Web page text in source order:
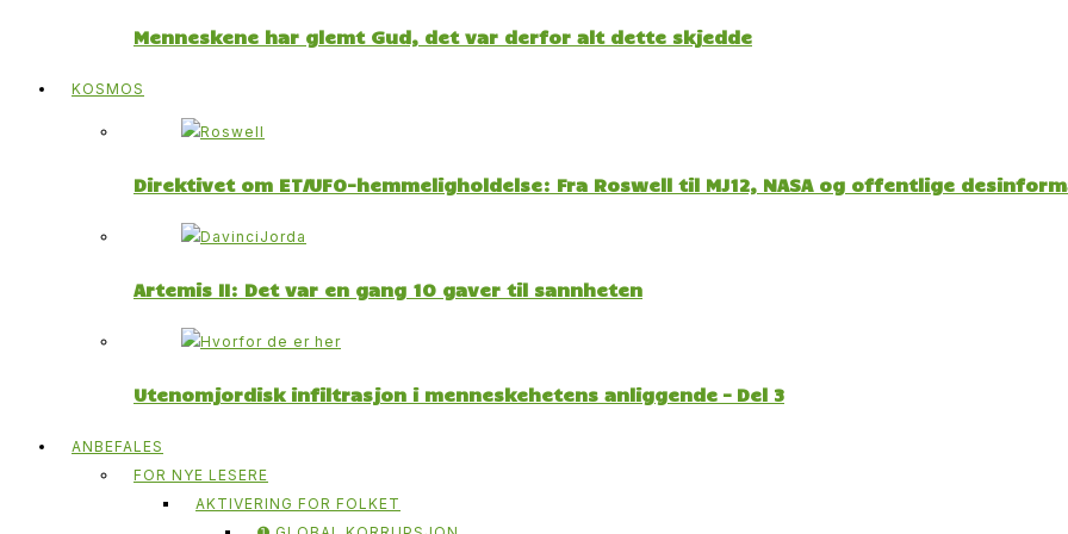
Menneskene har glemt Gud, det var derfor alt dette skjedde
KOSMOS
Direktivet om ET/UFO-hemmeligholdelse: Fra Roswell til MJ12, NASA og offentlige
Artemis II: Det var en gang 10 gaver til sannheten
Utenomjordisk infiltrasjon i menneskehetens anliggende – Del 3
ANBEFALES
FOR NYE LESERE
AKTIVERING FOR FOLKET